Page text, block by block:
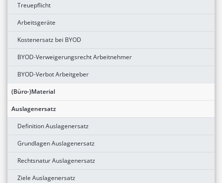
Treuepflicht
Arbeitsgeräte
Kostenersatz bei BYOD
BYOD-Verweigerungsrecht Arbeitnehmer
BYOD-Verbot Arbeitgeber
(Büro-)Material
Auslagenersatz
Definition Auslagenersatz
Grundlagen Auslagenersatz
Rechtsnatur Auslagenersatz
Ziele Auslagenersatz